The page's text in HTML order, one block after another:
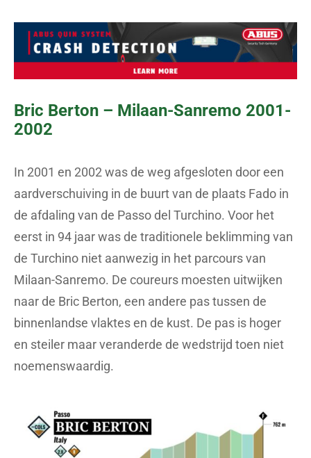
Bric Berton – Milaan-Sanremo 2001-
2002
In 2001 en 2002 was de weg afgesloten door een
aardverschuiving in de buurt van de plaats Fado in
de afdaling van de Passo del Turchino. Voor het
eerst in 94 jaar was de traditionele beklimming van
de Turchino niet aanwezig in het parcours van
Milaan-Sanremo. De coureurs moesten uitwijken
naar de Bric Berton, een andere pas tussen de
binnenlandse vlaktes en de kust. De pas is hoger
en steiler maar veranderde de wedstrijd toen niet
noemenswaardig.